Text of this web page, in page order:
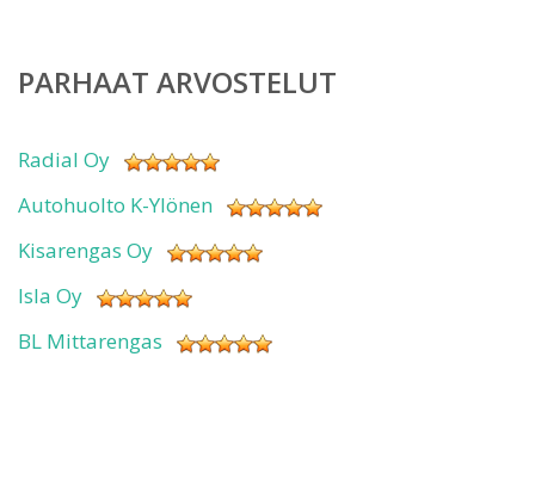
PARHAAT ARVOSTELUT
Radial Oy
Autohuolto K-Ylönen
Kisarengas Oy
Isla Oy
BL Mittarengas